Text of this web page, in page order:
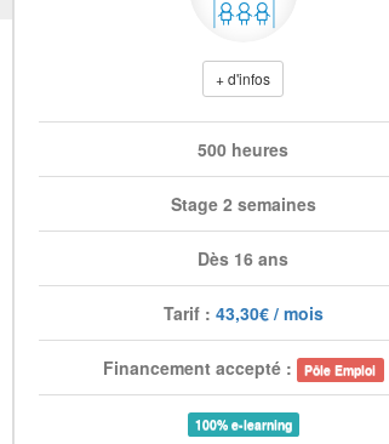
+ d'infos
500 heures
Stage 2 semaines
Dès 16 ans
Tarif : 43,30€ / mois
Financement accepté : Pôle Emploi
100% e-learning